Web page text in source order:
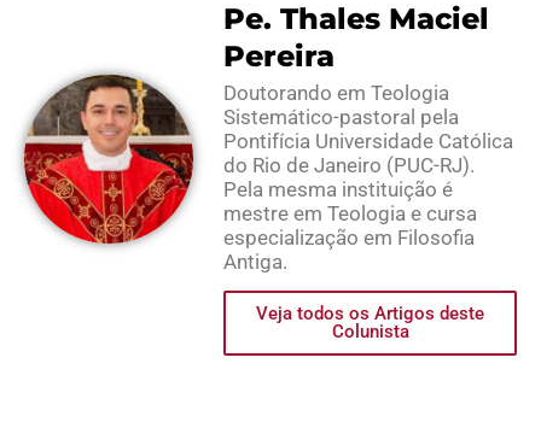
Pe. Thales Maciel
Pereira
Doutorando em Teologia
Sistemático-pastoral pela
Pontifícia Universidade Católica
do Rio de Janeiro (PUC-RJ).
Pela mesma instituição é
mestre em Teologia e cursa
especialização em Filosofia
Antiga.
Veja todos os Artigos deste
Colunista